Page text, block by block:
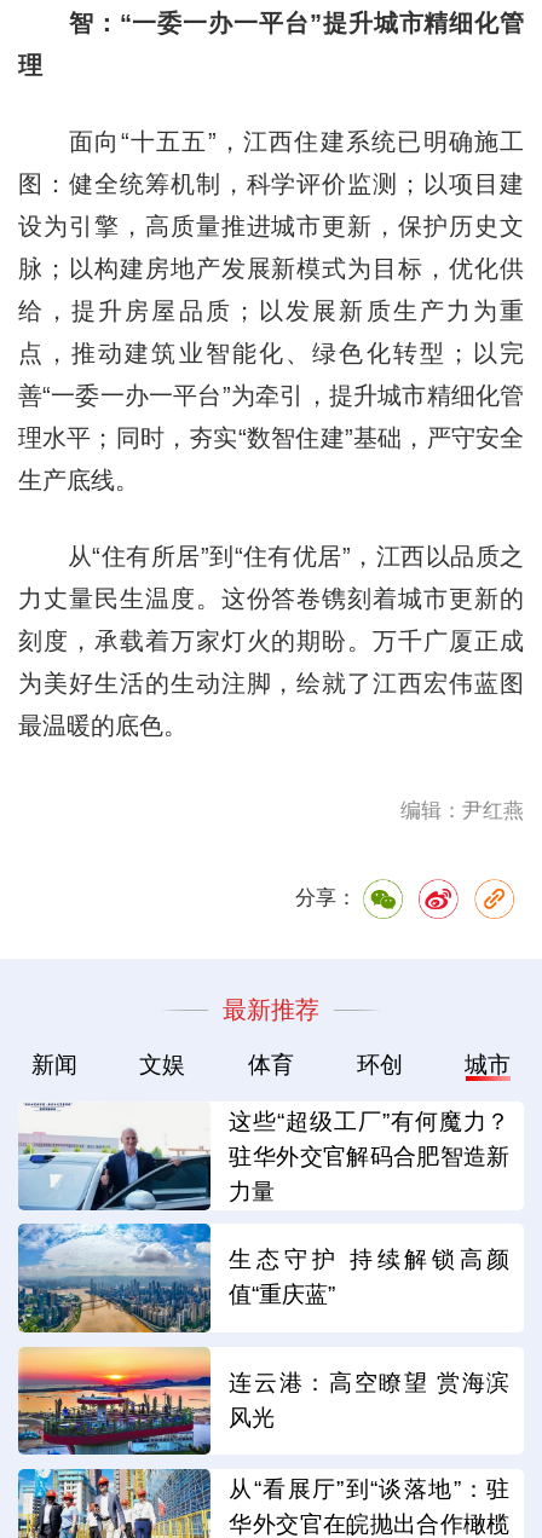
智：“一委一办一平台”提升城市精细化管
理
面向“十五五”，江西住建系统已明确施工
图：健全统筹机制，科学评价监测；以项目建
设为引擎，高质量推进城市更新，保护历史文
脉；以构建房地产发展新模式为目标，优化供
给，提升房屋品质；以发展新质生产力为重
点，推动建筑业智能化、绿色化转型；以完
善“一委一办一平台”为牵引，提升城市精细化管
理水平；同时，夯实“数智住建”基础，严守安全
生产底线。
从“住有所居”到“住有优居”，江西以品质之
力丈量民生温度。这份答卷镌刻着城市更新的
刻度，承载着万家灯火的期盼。万千广厦正成
为美好生活的生动注脚，绘就了江西宏伟蓝图
最温暖的底色。
编辑：尹红燕
分享：
最新推荐
新闻 文娱 体育 环创 城市
这些“超级工厂”有何魔力？
驻华外交官解码合肥智造新
力量
生态守护 持续解锁高颜
值“重庆蓝”
连云港：高空瞭望 赏海滨
风光
从“看展厅”到“谈落地”：驻
华外交官在皖抛出合作橄榄